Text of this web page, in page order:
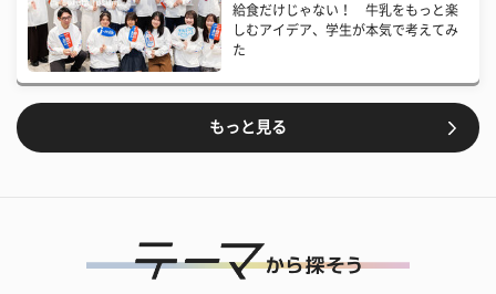
給食だけじゃない！ 牛乳をもっと楽
しむアイデア、学生が本気で考えてみ
た
もっと見る